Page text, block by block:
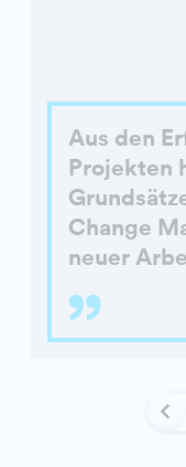
Aus den
Projekten
Change
neuer